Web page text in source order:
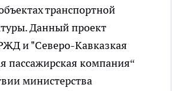
транспортной
Данный проект
и "Северо-Кавказкая
пассажирская компания“
министерства